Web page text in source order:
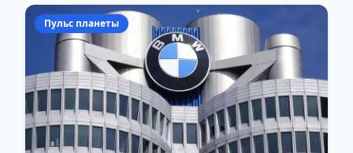
Флориде.
Пульс планеты